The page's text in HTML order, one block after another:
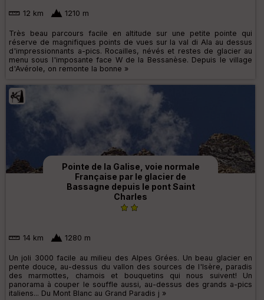
12 km 1210 m
Très beau parcours facile en altitude sur une petite pointe qui
réserve de magnifiques points de vues sur la val di Ala au dessus
d'impressionnants a-pics. Rocailles, névés et restes de glacier au
menu sous l'imposante face W de la Bessanèse. Depuis le village
d'Avérole, on remonte la bonne »
Pointe de la Galise, voie normale
Française par le glacier de
Bassagne depuis le pont Saint
Charles
14 km 1280 m
Un joli 3000 facile au milieu des Alpes Grées. Un beau glacier en
pente douce, au-dessus du vallon des sources de l'Isère, paradis
des marmottes, chamois et bouquetins qui nous suivent! Un
panorama à couper le souffle aussi, au-dessus des grands a-pics
italiens... Du Mont Blanc au Grand Paradis j »